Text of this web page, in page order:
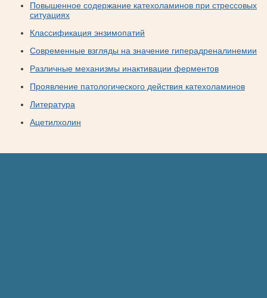
Повышенное содержание катехоламинов при стрессовых
ситуациях
Классификация энзимопатий
Современные взгляды на значение гиперадреналинемии
Различные механизмы инактивации ферментов
Проявление патологического действия катехоламинов
Литература
Ацетилхолин